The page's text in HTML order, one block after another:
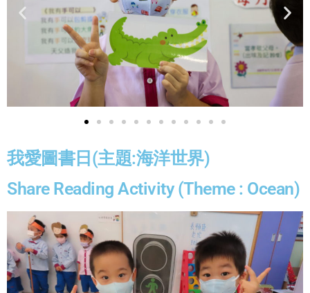
我愛圖書日(主題:海洋世界)
Share Reading Activity (Theme : Ocean)